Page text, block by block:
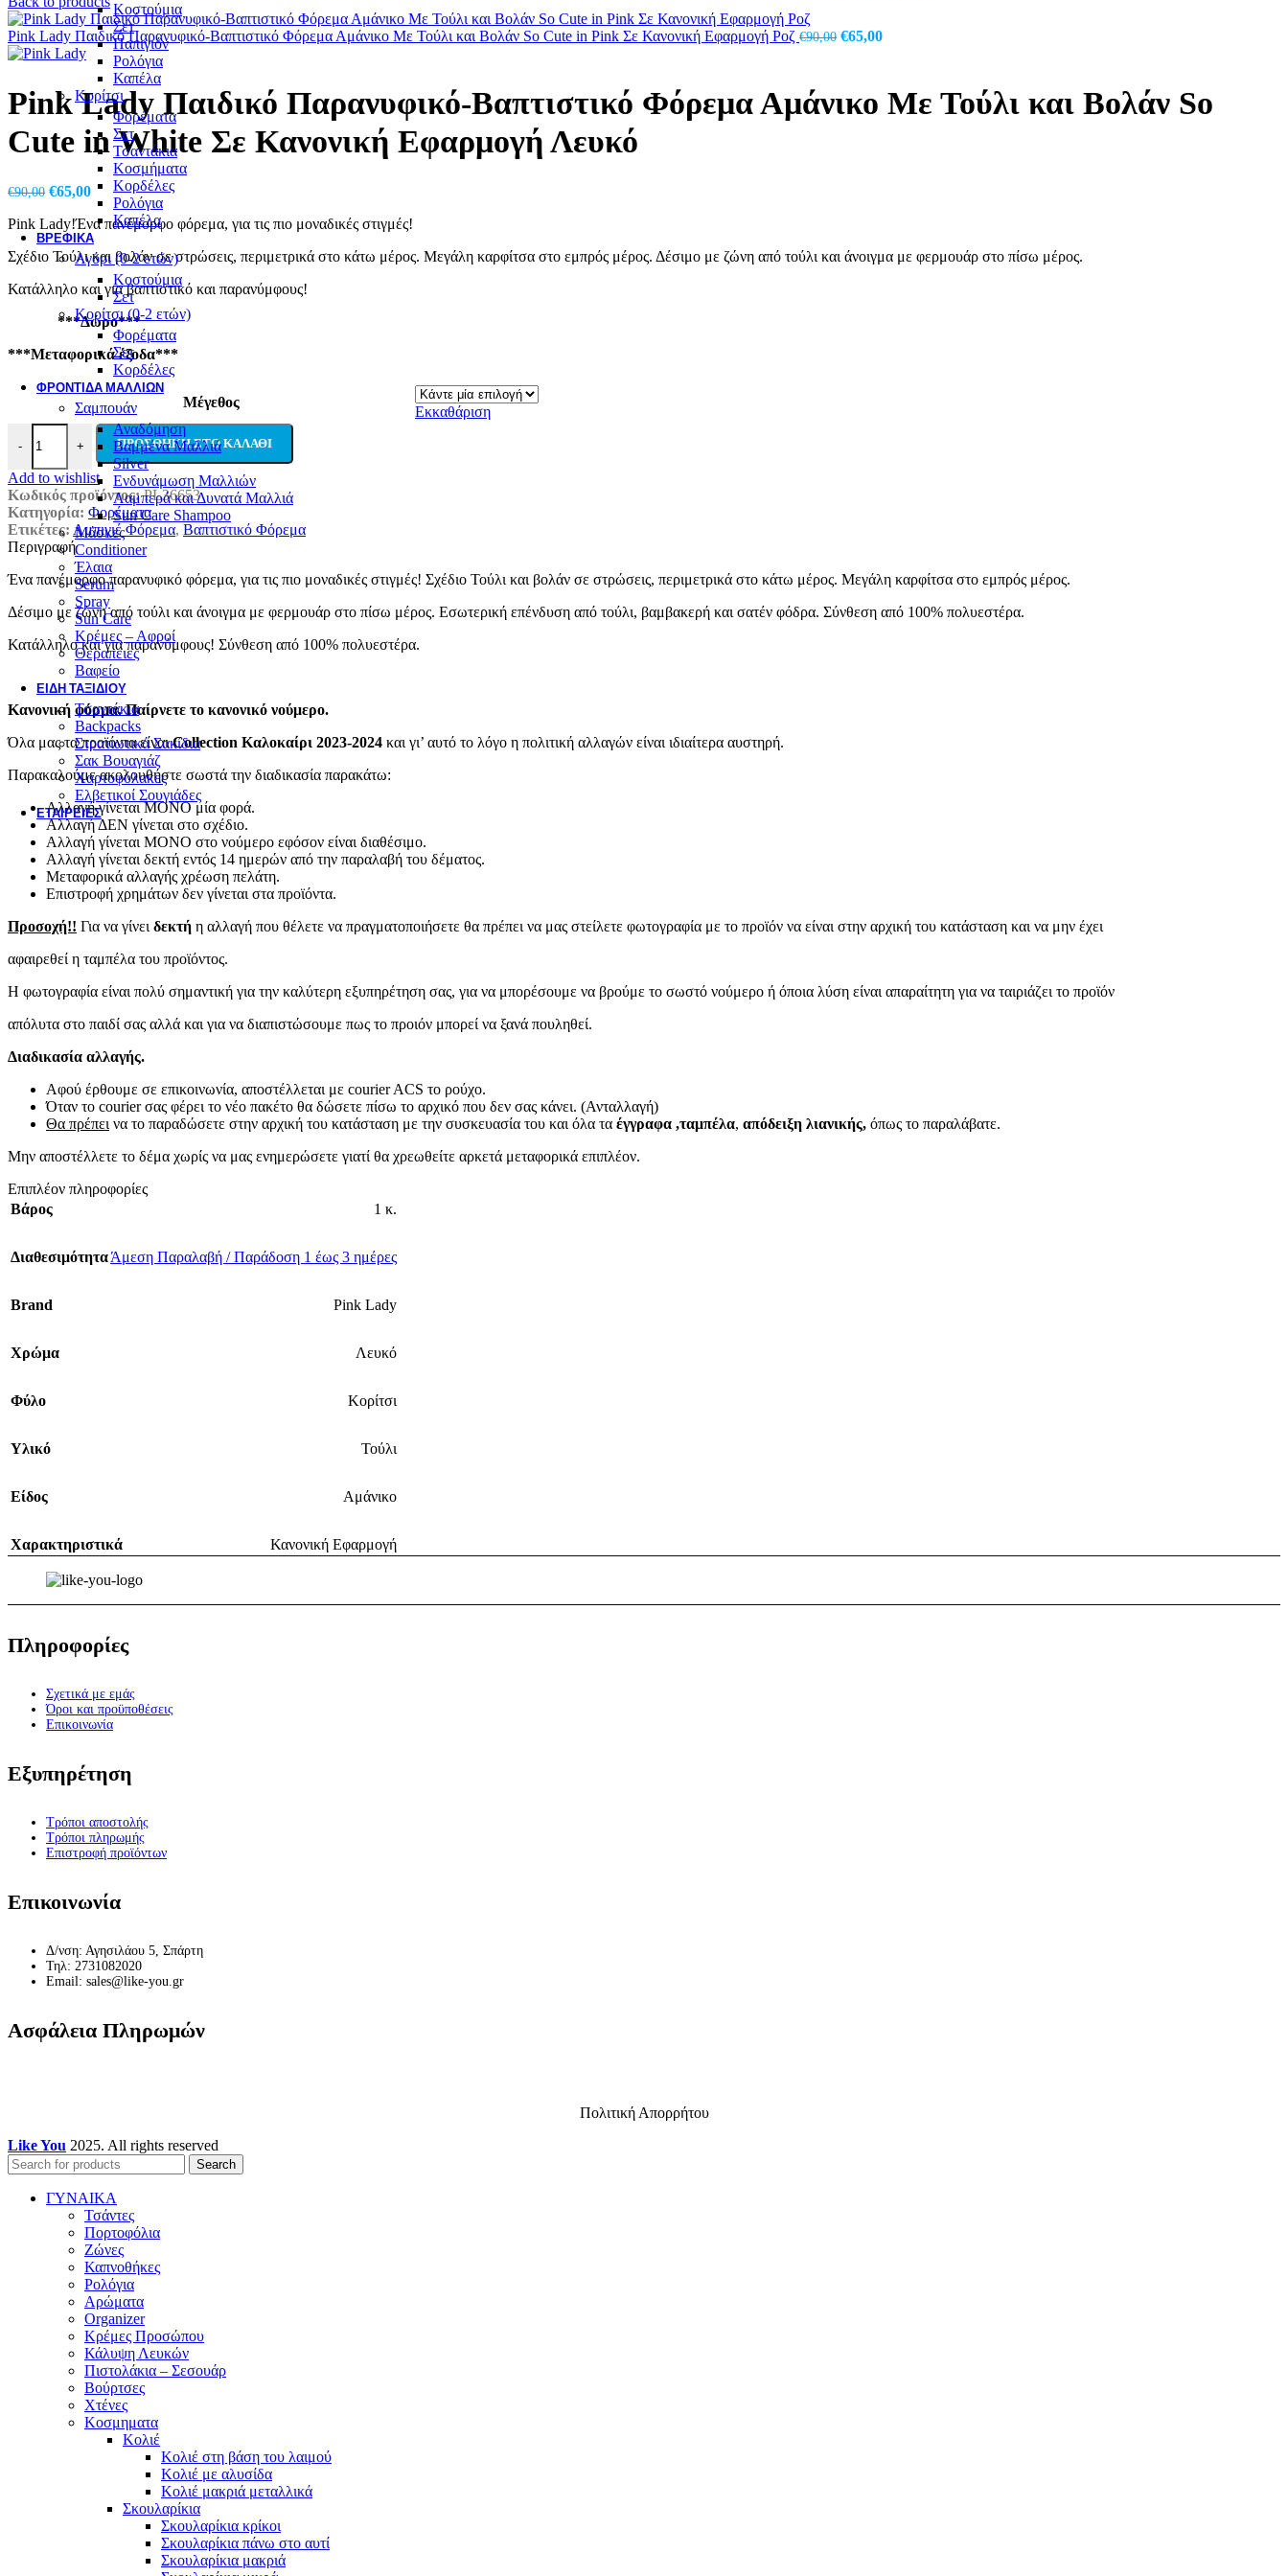
Κοστούμια
Σετ
Παπιγιόν
Ρολόγια
Καπέλα
Κορίτσι
Φορέματα
Σετ
Τσαντάκια
Κοσμήματα
Κορδέλες
Ρολόγια
Καπέλα
ΒΡΕΦΙΚΆ
Αγόρι (0-2 ετών)
Κοστούμια
Σετ
Κορίτσι (0-2 ετών)
Φορέματα
Σετ
Κορδέλες
ΦΡΟΝΤΙΔΑ ΜΑΛΛΙΩΝ
Σαμπουάν
Αναδόμηση
Βαμμένα Μαλλιά
Silver
Ενδυνάμωση Μαλλιών
Λαμπερά και Δυνατά Μαλλιά
Sun Care Shampoo
Μάσκες
Conditioner
Έλαια
Serum
Spray
Sun Care
Κρέμες – Αφροί
Θεραπειες
Βαφείο
ΕΊΔΗ ΤΑΞΙΔΙΟΎ
Τσαντάκια
Backpacks
Στρατιωτικά Σακίδια
Σακ Βουαγιάζ
Χαρτοφύλακες
Ελβετικοί Σουγιάδες
ΕΤΑΙΡΕΊΕΣ
Pink Lady Παιδικό Παρανυφικό-Βαπτιστικό Φόρεμα Αμάνικο Με Τούλι και Βολάν So Cute in Pink Σε Κανονική Εφαρμογή Ροζ €90,00 Original
€65,00Η
€65,00.
Pink Lady Παιδικό Παρανυφικό-Βαπτιστικό Φόρεμα Αμάνικο Με Τούλι και Βολάν So
Cute in White Σε Κανονική Εφαρμογή Λευκό
€90,00 Original
was:
€90,00.
€65,00Η
τρέχουσα
τιμή
είναι:
€65,00.
Pink Lady!Ένα πανέμορφο φόρεμα, για τις πιο μοναδικές στιγμές!
Σχέδιο Τούλι και βολάν σε στρώσεις, περιμετρικά στο κάτω μέρος. Μεγάλη καρφίτσα στο εμπρός μέρος. Δέσιμο με ζώνη από τούλι και άνοιγμα με φερμουάρ στο πίσω μέρος.
Κατάλληλο και για βαπτιστικό και παρανύμφους!
***Δώρο***
***Μεταφορικά έξοδα***
Μέγεθος
Εκκαθάριση
-
Pink Lady Παιδικό Παρανυφικό-Βαπτιστικό Φόρεμα Αμάνικο Με Τούλι και Βολάν So Cute in White Σε Κανονική Εφαρμογή Λευκό ποσότητα
+ ΠΡΟΣΘΉΚΗ ΣΤΟ ΚΑΛΆΘΙ
Add to wishlist
Κωδικός προϊόντος:PL36653
Κατηγορία: Φορέματα
Ετικέτες: Αμπιγιέ Φόρεμα, Βαπτιστικό Φόρεμα
Περιγραφή
Ένα πανέμορφο παρανυφικό φόρεμα, για τις πιο μοναδικές στιγμές! Σχέδιο Τούλι και βολάν σε στρώσεις, περιμετρικά στο κάτω μέρος. Μεγάλη καρφίτσα στο εμπρός μέρος.
Δέσιμο με ζώνη από τούλι και άνοιγμα με φερμουάρ στο πίσω μέρος. Εσωτερική επένδυση από τούλι, βαμβακερή και σατέν φόδρα. Σύνθεση από 100% πολυεστέρα.
Κατάλληλο και για παρανύμφους! Σύνθεση από 100% πολυεστέρα.
Κανονική φόρμα. Παίρνετε το κανονικό νούμερο.
Όλα μας τα προϊόντα είναιCollection Καλοκαίρι 2023-2024 και γι’ αυτό το λόγο η πολιτική αλλαγών είναι ιδιαίτερα αυστηρή.
Παρακαλούμε ακολουθήστε σωστά την διαδικασία παρακάτω:
Αλλαγή γίνεται ΜΟΝΟ μία φορά.
Αλλαγή ΔΕΝ γίνεται στο σχέδιο.
Αλλαγή γίνεται ΜΟΝΟ στο νούμερο εφόσον είναι διαθέσιμο.
Αλλαγή γίνεται δεκτή εντός 14 ημερών από την παραλαβή του δέματος.
Μεταφορικά αλλαγής χρέωση πελάτη.
Επιστροφή χρημάτων δεν γίνεται στα προϊόντα.
Προσοχή!! Για να γίνει δεκτή η αλλαγή που θέλετε να πραγματοποιήσετε θα πρέπει να μας στείλετε φωτογραφία με το προϊόν να είναι στην αρχική του κατάσταση και να μην έχει
αφαιρεθεί η ταμπέλα του προϊόντος.
Η φωτογραφία είναι πολύ σημαντική για την καλύτερη εξυπηρέτηση σας, για να μπορέσουμε να βρούμε το σωστό νούμερο ή όποια λύση είναι απαραίτητη για να ταιριάζει το προϊόν
απόλυτα στο παιδί σας αλλά και για να διαπιστώσουμε πως το προιόν μπορεί να ξανά πουληθεί.
Διαδικασία αλλαγής.
Αφού έρθουμε σε επικοινωνία, αποστέλλεται με courier ACS το ρούχο.
Όταν το courier σας φέρει το νέο πακέτο θα δώσετε πίσω το αρχικό που δεν σας κάνει. (Ανταλλαγή)
Θα πρέπει να το παραδώσετε στην αρχική του κατάσταση με την συσκευασία του και όλα τα έγγραφα ,ταμπέλα, απόδειξη λιανικής, όπως το παραλάβατε.
Μην αποστέλλετε το δέμα χωρίς να μας ενημερώσετε γιατί θα χρεωθείτε αρκετά μεταφορικά επιπλέον.
Επιπλέον πληροφορίες
Βάρος
1 κ.
ΔιαθεσιμότηταΆμεση Παραλαβή / Παράδοση 1 έως 3 ημέρες
Brand Pink Lady
Χρώμα Λευκό
Φύλο Κορίτσι
Υλικό Τούλι
Είδος Αμάνικο
Χαρακτηριστικά Κανονική Εφαρμογή
Πληροφορίες
Σχετικά με εμάς
Όροι και προϋποθέσεις
Επικοινωνία
Εξυπηρέτηση
Τρόποι αποστολής
Τρόποι πληρωμής
Επιστροφή προϊόντων
Επικοινωνία
Δ/νση: Αγησιλάου 5, Σπάρτη
Τηλ: 2731082020
Email: sales@like-you.gr
Ασφάλεια Πληρωμών
Πολιτική Απορρήτου
Like You 2025. All rights reserved
Search
ΓΥΝΑΙΚΑ
Τσάντες
Πορτοφόλια
Ζώνες
Καπνοθήκες
Ρολόγια
Αρώματα
Organizer
Κρέμες Προσώπου
Κάλυψη Λευκών
Πιστολάκια – Σεσουάρ
Βούρτσες
Χτένες
Κοσμηματα
Κολιέ
Κολιέ στη βάση του λαιμού
Κολιέ με αλυσίδα
Κολιέ μακριά μεταλλικά
Σκουλαρίκια
Σκουλαρίκια κρίκοι
Σκουλαρίκια πάνω στο αυτί
Σκουλαρίκια μακριά